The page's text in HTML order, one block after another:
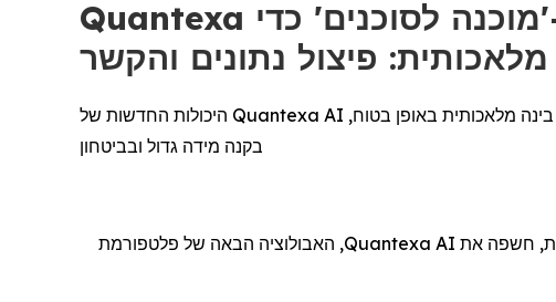
Quantexa הופכת את פלטפורמת המודיעין לקבלת החלטות שלה ל-'מוכנה לסוכנים' כדי
פיצול נתונים והקשר
היכולות החדשות של Quantexa AI מעניקות לארגונים ולסוכנויות ממשלתיות את הנתונים המהימנים והתבונה המבוססת הקשר הנדרשים לפריסת סוכני בינה מלאכותית באופן בטוח,
בקנה מידה גדול ובביטחון
חשפה את Quantexa AI, האבולוציה הבאה של פלטפורמת